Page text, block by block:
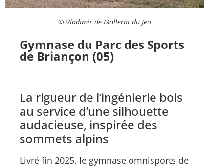
© Vladimir de Mollerat du Jeu
Gymnase du Parc des Sports
de Briançon (05)
La rigueur de l’ingénierie bois
au service d’une silhouette
audacieuse, inspirée des
sommets alpins
Livré fin 2025, le gymnase omnisports de